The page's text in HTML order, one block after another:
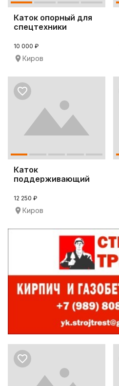
Каток опорный для
спецтехники
10 000 ₽
Киров
Каток
поддерживающий
бульдозеров Koma
12 250 ₽
Киров